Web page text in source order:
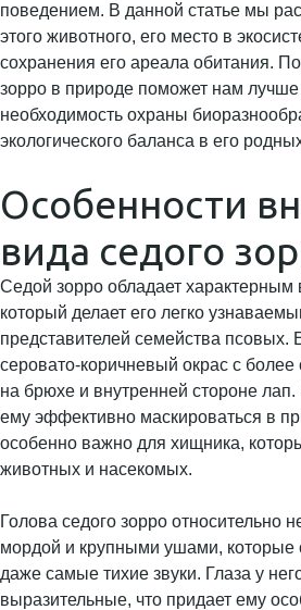
поведением. В данной статье мы
этого животного, его место в
сохранения его ареала обитания.
зорро в природе поможет нам лучше
необходимость охраны
экологического баланса в его
Особенности
вида седого
Седой зорро обладает
который делает его легко
представителей семейства псовых.
серовато-коричневый окрас с более
на брюхе и внутренней стороне лап.
ему эффективно маскироваться в
особенно важно для хищника,
животных и насекомых.
Голова седого зорро относительно
мордой и крупными ушами, которые
даже самые тихие звуки. Глаза у
выразительные, что придает ему